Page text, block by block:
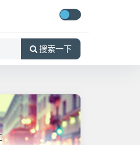
搜索一下